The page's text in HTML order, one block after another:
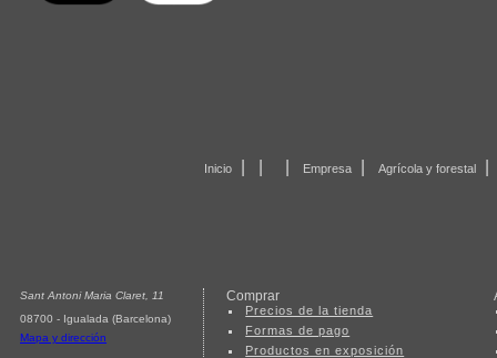
Inicio Empresa Agrícola y forestal
Sant Antoni Maria Claret, 11
08700 - Igualada (Barcelona)
Mapa y dirección
Comprar
Precios de la tienda
Formas de pago
Productos en exposición